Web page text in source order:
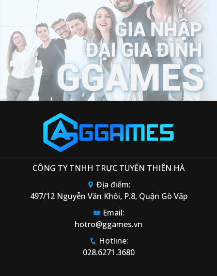
CÔNG TY TNHH TRỰC TUYẾN THIÊN HÀ
Địa điểm:
497/12 Nguyễn Văn Khối, P.8, Quận Gò Vấp
Email:
hotro@ggames.vn
Hotline:
028.6271.3680